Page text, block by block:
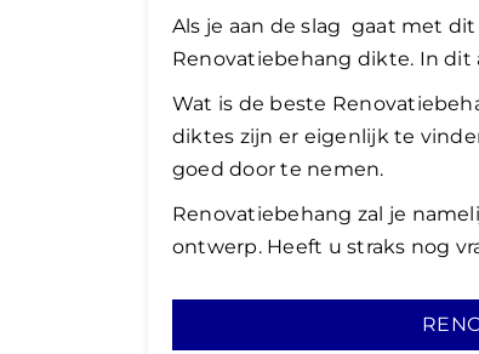
Als je aan de slag gaat met
Renovatiebehang dikte. In
Wat is de beste
diktes zijn er eigenlijk te
goed door te nemen.
Renovatiebehang zal je
ontwerp. Heeft u straks nog